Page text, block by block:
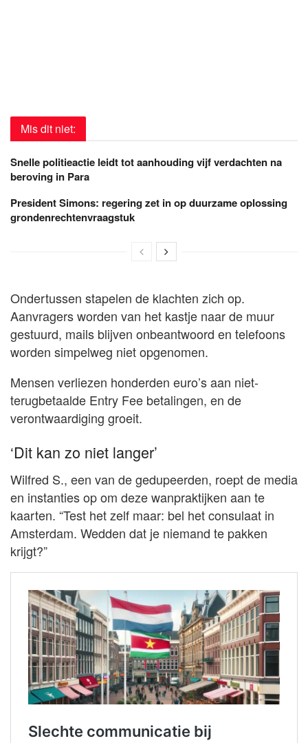
Mis dit niet:
Snelle politieactie leidt tot aanhouding vijf verdachten na
beroving in Para
President Simons: regering zet in op duurzame oplossing
grondenrechtenvraagstuk
Ondertussen stapelen de klachten zich op.
Aanvragers worden van het kastje naar de muur
gestuurd, mails blijven onbeantwoord en telefoons
worden simpelweg niet opgenomen.
Mensen verliezen honderden euro’s aan niet-
terugbetaalde Entry Fee betalingen, en de
verontwaardiging groeit.
‘Dit kan zo niet langer’
Wilfred S., een van de gedupeerden, roept de media
en instanties op om deze wanpraktijken aan te
kaarten. “Test het zelf maar: bel het consulaat in
Amsterdam. Wedden dat je niemand te pakken
krijgt?”